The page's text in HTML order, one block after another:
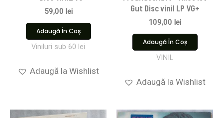
59,00 lei
Adaugă În Coș
Viniluri sub 60 lei
Adaugă la Wishlist
Gut Disc vinil LP VG+
109,00 lei
Adaugă În Coș
VINIL
Adaugă la Wishlist